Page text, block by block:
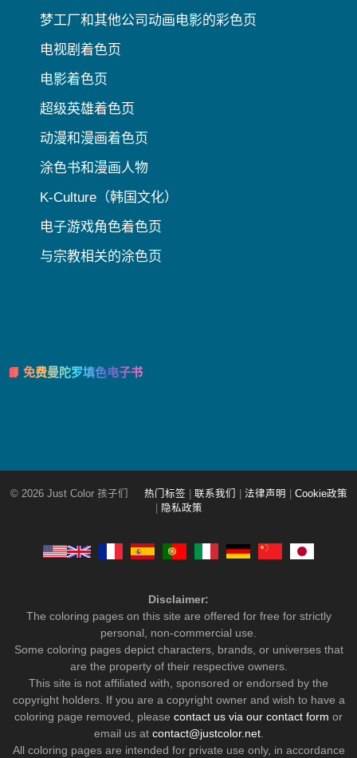
梦工厂和其他公司动画电影的彩色页
电视剧着色页
电影着色页
超级英雄着色页
动漫和漫画着色页
涂色书和漫画人物
K-Culture（韩国文化）
电子游戏角色着色页
与宗教相关的涂色页
📘 免费曼陀罗填色电子书
© 2026 Just Color 孩子们 热门标签 联系我们 法律声明
Cookie政策
隐私政策
Disclaimer:
The coloring pages on this site are offered for free for strictly
personal, non-commercial use.
Some coloring pages depict characters, brands, or universes that
are the property of their respective owners.
This site is not affiliated with, sponsored or endorsed by the
copyright holders. If you are a copyright owner and wish to have a
coloring page removed, please contact us via our contact form or
email us at contact@justcolor.net.
All coloring pages are intended for private use only, in accordance